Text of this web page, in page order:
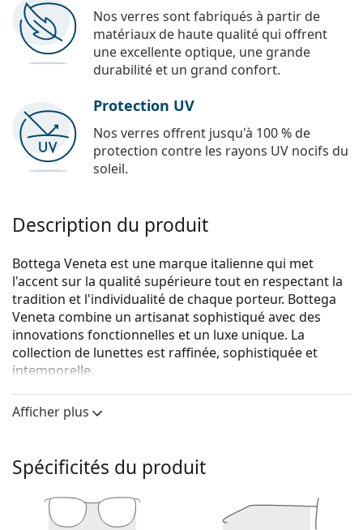
Nos verres sont fabriqués à partir de
matériaux de haute qualité qui offrent
une excellente optique, une grande
durabilité et un grand confort.
Protection UV
Nos verres offrent jusqu'à 100 % de
protection contre les rayons UV nocifs du
soleil.
Description du produit
Bottega Veneta est une marque italienne qui met
l'accent sur la qualité supérieure tout en respectant la
tradition et l'individualité de chaque porteur. Bottega
Veneta combine un artisanat sophistiqué avec des
innovations fonctionnelles et un luxe unique. La
collection de lunettes est raffinée, sophistiquée et
intemporelle.
Bottega Veneta BV1039O 004 53sont des lunettes
pour femmes.
la fonction d'essai virtuel de Lentiamo.
La couleur rouge de la monture s'accorde
Afficher plus
Spécificités du produit